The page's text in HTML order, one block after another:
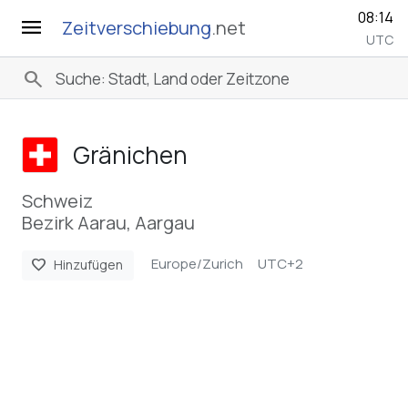
menu Zeitverschiebung.net 08:14
UTC
search
Gränichen
Schweiz
Bezirk Aarau, Aargau
favorite Hinzufügen Europe/Zurich UTC+2